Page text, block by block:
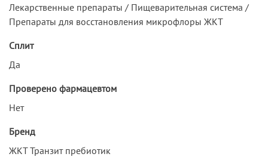
Лекарственные препараты / Пищеварительная система /
Препараты для восстановления микрофлоры ЖКТ
Сплит
Да
Проверено фармацевтом
Нет
Бренд
ЖКТ Транзит пребиотик